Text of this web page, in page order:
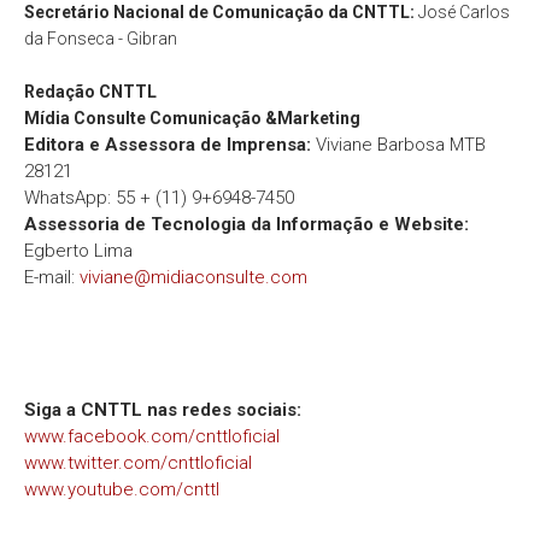
Secretário Nacional de Comunicação da CNTTL: José Carlos
da Fonseca - Gibran
Redação CNTTL
Mídia Consulte Comunicação &Marketing
Editora e Assessora de Imprensa: Viviane Barbosa MTB
28121
WhatsApp: 55 + (11) 9+6948-7450
Assessoria de Tecnologia da Informação e Website:
Egberto Lima
E-mail: viviane@midiaconsulte.com
Siga a CNTTL nas redes sociais:
www.facebook.com/cnttloficial
www.twitter.com/cnttloficial
www.youtube.com/cnttl